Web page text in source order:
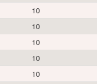
10
10
10
10
10